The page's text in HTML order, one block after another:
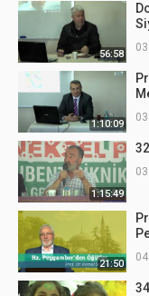
56:58
1:10:09
1:15:49
21:50